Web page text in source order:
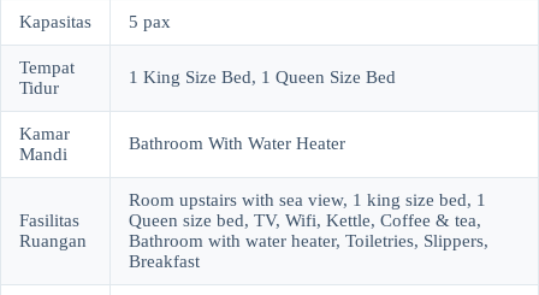
Kapasitas 5 pax
Tempat
Tidur
1 King Size Bed, 1 Queen Size Bed
Kamar
Mandi
Bathroom With Water Heater
Fasilitas
Ruangan
Room upstairs with sea view, 1 king size bed, 1
Queen size bed, TV, Wifi, Kettle, Coffee & tea,
Bathroom with water heater, Toiletries, Slippers,
Breakfast